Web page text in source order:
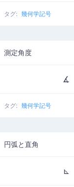
タグ: 幾何学記号
測定角度
∡
タグ: 幾何学記号
円弧と直角
⊾